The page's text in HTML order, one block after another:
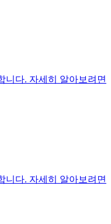
니다. 자세히 알아보려면
니다. 자세히 알아보려면